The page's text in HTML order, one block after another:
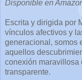
Disponible en
Escrita y dirigida por
vínculos afectivos y
generacional, somos
aquellos
conexión maravillosa
transparente.